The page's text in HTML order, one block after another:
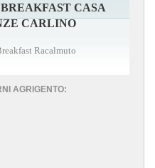
CASA
CARLINO
Racalmuto
AGRIGENTO: